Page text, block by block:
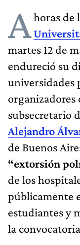
Ahoras de
martes 12 de
endureció su
universidades
organizadores
subsecretario
Alejandro
de Buenos
“extorsión
de los
públicamente
estudiantes y
la